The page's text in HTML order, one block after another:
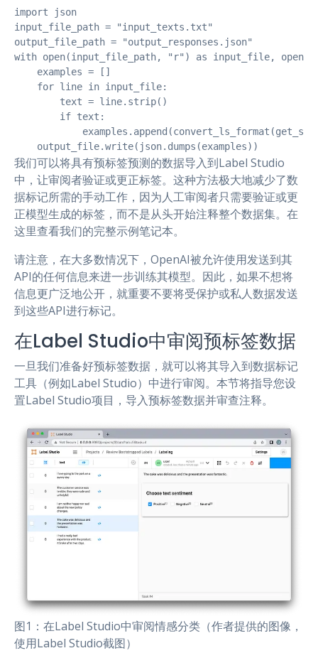
import json
input_file_path = "input_texts.txt"
output_file_path = "output_responses.json"
with open(input_file_path, "r") as input_file,
    examples = []
    for line in input_file:
        text = line.strip()
        if text:
我们可以将具有预标签预测的数据导入到Label Studio
中，让审阅者验证或更正标签。这种方法极大地减少了数
据标记所需的手动工作，因为人工审阅者只需要验证或更
正模型生成的标签，而不是从头开始注释整个数据集。在
这里查看我们的完整示例笔记本。
请注意，在大多数情况下，OpenAI被允许使用发送到其
API的任何信息来进一步训练其模型。因此，如果不想将
信息更广泛地公开，就重要不要将受保护或私人数据发送
到这些API进行标记。
在Label Studio中审阅预标签数据
一旦我们准备好预标签数据，就可以将其导入到数据标记
工具（例如Label Studio）中进行审阅。本节将指导您设
置Label Studio项目，导入预标签数据并审查注释。
图1：在Label Studio中审阅情感分类（作者提供的图像，
使用Label Studio截图）